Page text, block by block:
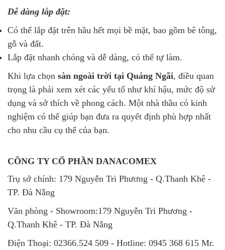
Dễ dàng lắp đặt:
Có thể lắp đặt trên hầu hết mọi bề mặt, bao gồm bê tông,
gỗ và đất.
Lắp đặt nhanh chóng và dễ dàng, có thể tự làm.
Khi lựa chọn sàn ngoài trời tại Quảng Ngãi, điều quan
trọng là phải xem xét các yếu tố như khí hậu, mức độ sử
dụng và sở thích về phong cách. Một nhà thầu có kinh
nghiệm có thể giúp bạn đưa ra quyết định phù hợp nhất
cho nhu cầu cụ thể của bạn.
CÔNG TY CỔ PHẦN DANACOMEX
Trụ sở chính: 179 Nguyễn Tri Phương - Q.Thanh Khê -
TP. Đà Nẵng
Văn phòng - Showroom:179 Nguyễn Tri Phương -
Q.Thanh Khê - TP. Đà Nẵng
Điện Thoại: 02366.524 509 - Hotline: 0945 368 615 Mr.